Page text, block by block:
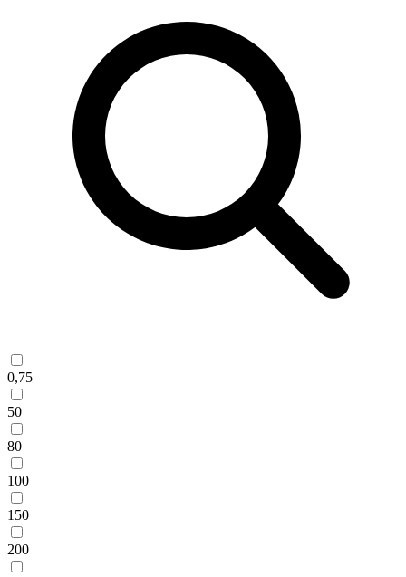
0,75
50
80
100
150
200